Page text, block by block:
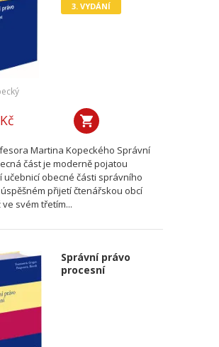
3. VYDÁNÍ
Martina Kopeckého Správní
část je moderně pojatou
učebnicí obecné části správního
přijetí čtenářskou obcí
svém třetím...
Správní právo
procesní